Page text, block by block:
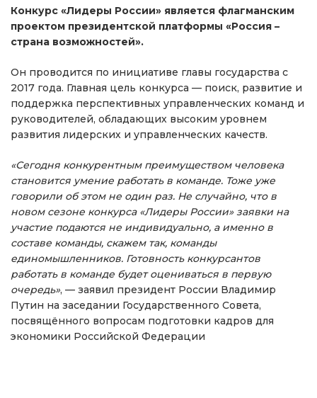
Конкурс «Лидеры России» является флагманским
проектом президентской платформы «Россия –
страна возможностей».
Он проводится по инициативе главы государства с
2017 года. Главная цель конкурса — поиск, развитие и
поддержка перспективных управленческих команд и
руководителей, обладающих высоким уровнем
развития лидерских и управленческих качеств.
«Сегодня конкурентным преимуществом человека
становится умение работать в команде. Тоже уже
говорили об этом не один раз. Не случайно, что в
новом сезоне конкурса «Лидеры России» заявки на
участие подаются не индивидуально, а именно в
составе команды, скажем так, команды
единомышленников. Готовность конкурсантов
работать в команде будет оцениваться в первую
очередь», — заявил президент России Владимир
Путин на заседании Государственного Совета,
посвящённого вопросам подготовки кадров для
экономики Российской Федерации